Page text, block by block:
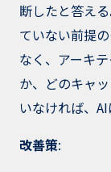
断したと答え
ていない前提
なく、アーキ
か、どのキャ
いなければ、
改善策: